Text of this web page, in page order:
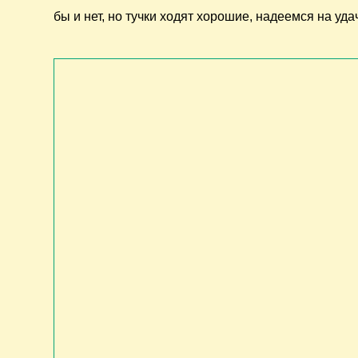
бы и нет, но тучки ходят хорошие, надеемся на